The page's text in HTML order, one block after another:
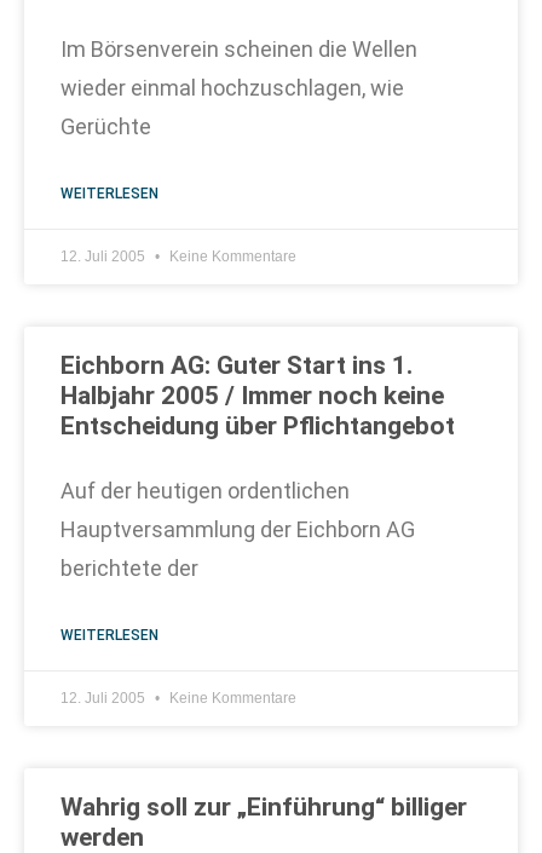
Im Börsenverein scheinen die Wellen
wieder einmal hochzuschlagen, wie
Gerüchte
WEITERLESEN
12. Juli 2005 Keine Kommentare
Eichborn AG: Guter Start ins 1.
Halbjahr 2005 / Immer noch keine
Entscheidung über Pflichtangebot
Auf der heutigen ordentlichen
Hauptversammlung der Eichborn AG
berichtete der
WEITERLESEN
12. Juli 2005 Keine Kommentare
Wahrig soll zur „Einführung“ billiger
werden